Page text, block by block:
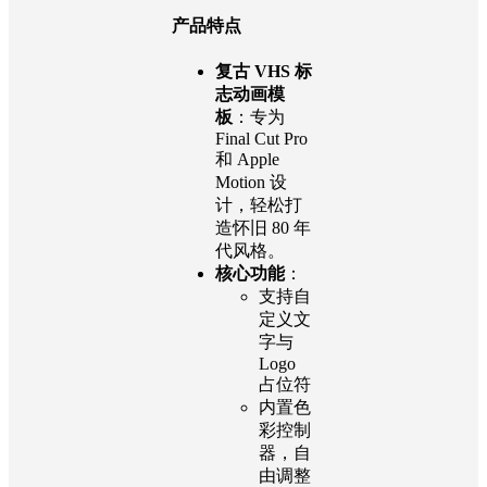
商业 需进一步咨
产品特点
复古 VHS 标
志动画模
板 ：专为
Final Cut Pro
和 Apple
Motion 设
计，轻松打
造怀旧 80 年
代风格。
核心功能：
支持自
定义文
字与
Logo
占位符